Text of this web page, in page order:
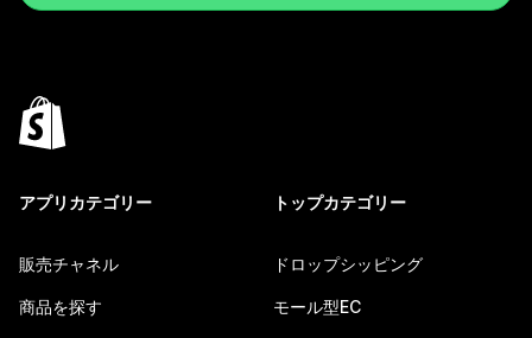
アプリカテゴリー
販売チャネル
商品を探す
トップカテゴリー
ドロップシッピング
モール型EC